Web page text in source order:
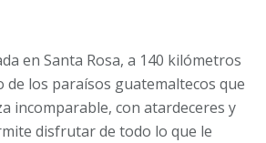
en Santa Rosa, a 140 kilómetros
de los paraísos guatemaltecos que
incomparable, con atardeceres y
disfrutar de todo lo que le